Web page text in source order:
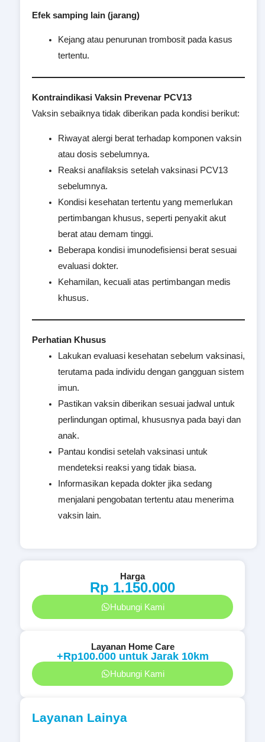
Efek samping lain (jarang)
Kejang atau penurunan trombosit pada kasus
tertentu.
Kontraindikasi Vaksin Prevenar PCV13
Vaksin sebaiknya tidak diberikan pada kondisi berikut:
Riwayat alergi berat terhadap komponen vaksin
atau dosis sebelumnya.
Reaksi anafilaksis setelah vaksinasi PCV13
sebelumnya.
Kondisi kesehatan tertentu yang memerlukan
pertimbangan khusus, seperti penyakit akut
berat atau demam tinggi.
Beberapa kondisi imunodefisiensi berat sesuai
evaluasi dokter.
Kehamilan, kecuali atas pertimbangan medis
khusus.
Perhatian Khusus
Lakukan evaluasi kesehatan sebelum vaksinasi,
terutama pada individu dengan gangguan sistem
imun.
Pastikan vaksin diberikan sesuai jadwal untuk
perlindungan optimal, khususnya pada bayi dan
anak.
Pantau kondisi setelah vaksinasi untuk
mendeteksi reaksi yang tidak biasa.
Informasikan kepada dokter jika sedang
menjalani pengobatan tertentu atau menerima
vaksin lain.
Harga
Rp 1.150.000
Hubungi Kami
Layanan Home Care
+Rp100.000 untuk Jarak 10km
Hubungi Kami
Layanan Lainya